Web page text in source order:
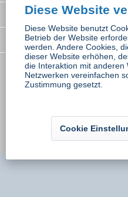
Rechtliches
Newsletter
* Alle Preise inkl. gesetzl.
anders
Widerrufsbelehrung
Umsetzung:
Diese Website
Diese Website benutzt
Betrieb der Website
werden. Andere Cookies,
dieser Website erhöhen,
die Interaktion mit anderen
Netzwerken vereinfachen
Zustimmung gesetzt.
Cookie